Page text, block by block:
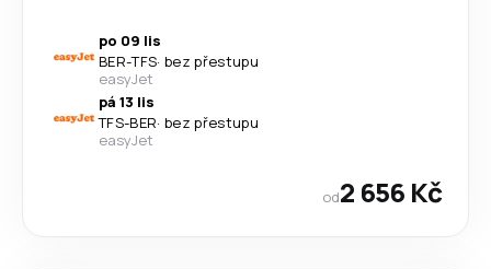
po 09 lis
BER-TFS· bez přestupu
easyJet
pá 13 lis
TFS-BER· bez přestupu
easyJet
od2 656 Kč